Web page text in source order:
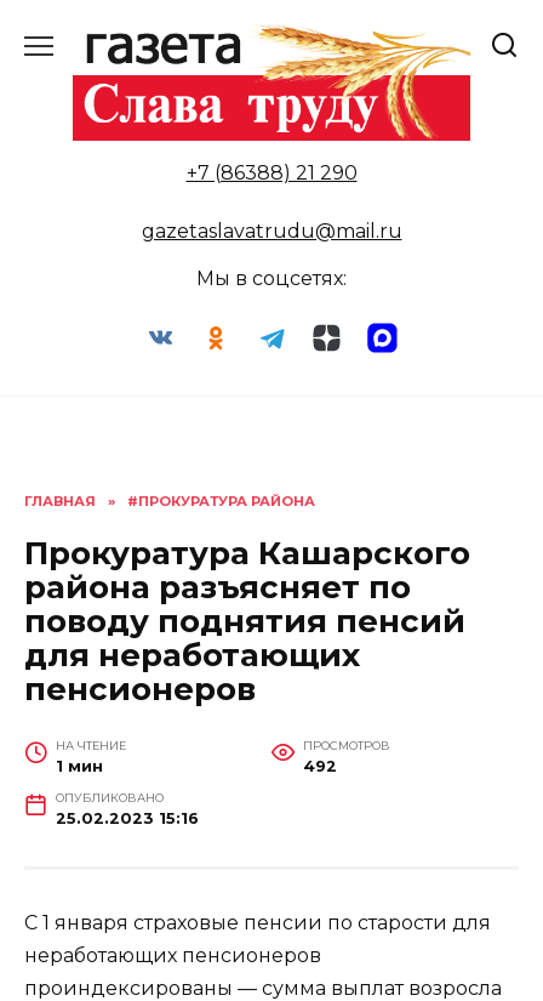
содержанию
+7 (86388) 21 290
gazetaslavatrudu@mail.ru
Мы в соцсетях:
ГЛАВНАЯ » #ПРОКУРАТУРА РАЙОНА
Прокуратура Кашарского
района разъясняет по
поводу поднятия пенсий
для неработающих
пенсионеров
НА ЧТЕНИЕ
1 мин
ПРОСМОТРОВ
492
ОПУБЛИКОВАНО
25.02.2023 15:16
С 1 января страховые пенсии по старости для
неработающих пенсионеров
проиндексированы — сумма выплат возросла